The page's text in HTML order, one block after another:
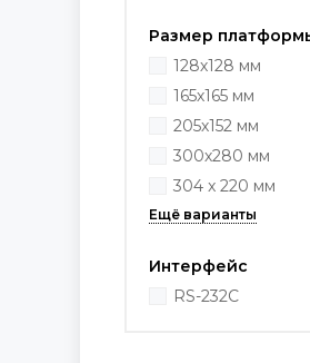
Размер
128х128 мм
165х165 мм
205х152 мм
300х280 мм
304 x 220 мм
Интерфейс
RS-232C